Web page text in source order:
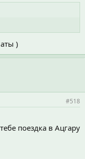
)
#518
поездка в Ацгару